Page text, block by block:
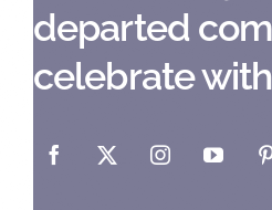
departed
celebrate